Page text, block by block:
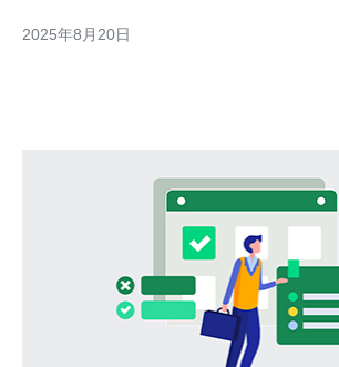
特点？ 首先，韩国VPS服务器以其优越的网络
2025年8月20日